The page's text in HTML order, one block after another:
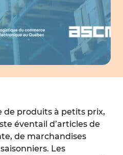
de produits à petits prix,
éventail d’articles de
de marchandises
Les